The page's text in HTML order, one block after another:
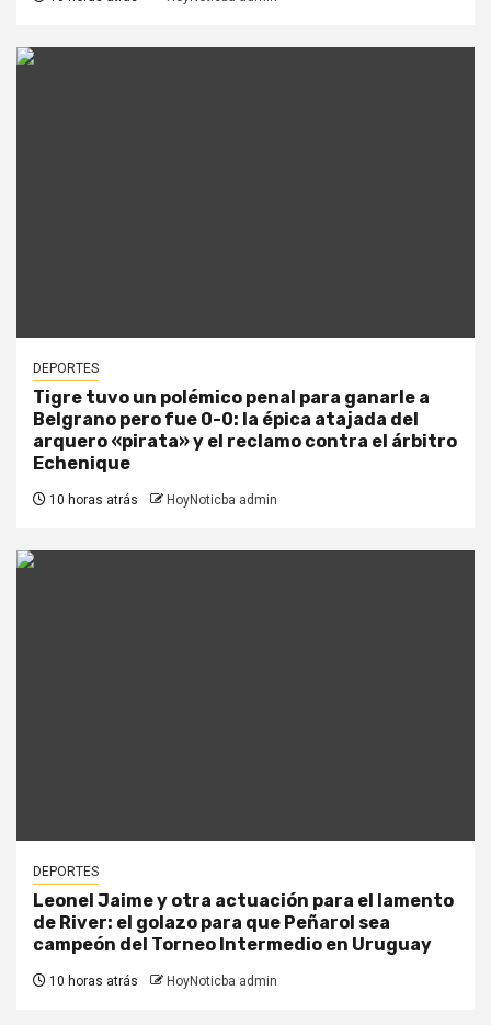
DEPORTES
Tigre tuvo un polémico penal para ganarle a
Belgrano pero fue 0-0: la épica atajada del
arquero «pirata» y el reclamo contra el árbitro
Echenique
10 horas atrás HoyNoticba admin
DEPORTES
Leonel Jaime y otra actuación para el lamento
de River: el golazo para que Peñarol sea
campeón del Torneo Intermedio en Uruguay
10 horas atrás HoyNoticba admin